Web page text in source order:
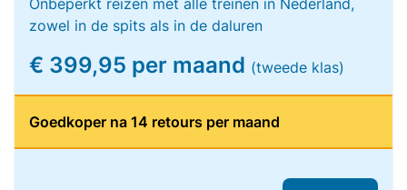
Onbeperkt reizen met alle treinen in Nederland,
zowel in de spits als in de daluren
€ 399,95 per maand (tweede klas)
Goedkoper na 14 retours per maand